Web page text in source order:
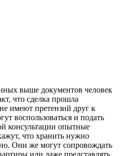
выше документов человек
что сделка прошла
имеют претензий друг к
воспользоваться и подать
консультации опытные
что хранить нужно
Они же могут сопровождать